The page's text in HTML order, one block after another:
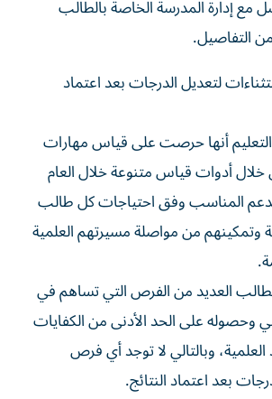
مع إدارة المدرسة الخاصة بالطالب
التفاصيل.
لتعديل الدرجات بعد اعتماد
والتعليم أنها حرصت على قياس مهارات
أدوات قياس متنوعة خلال العام
المناسب وفق احتياجات كل طالب
وتمكينهم من مواصلة مسيرتهم العلمية
العديد من الفرص التي تساهم في
وحصوله على الحد الأدنى من الكفايات
العلمية، وبالتالي لا توجد أي فرص
بعد اعتماد النتائج.